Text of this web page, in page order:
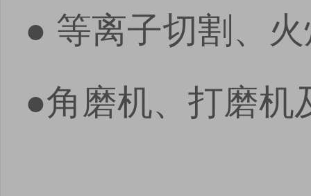
● 等离子切割、
●角磨机、打磨机